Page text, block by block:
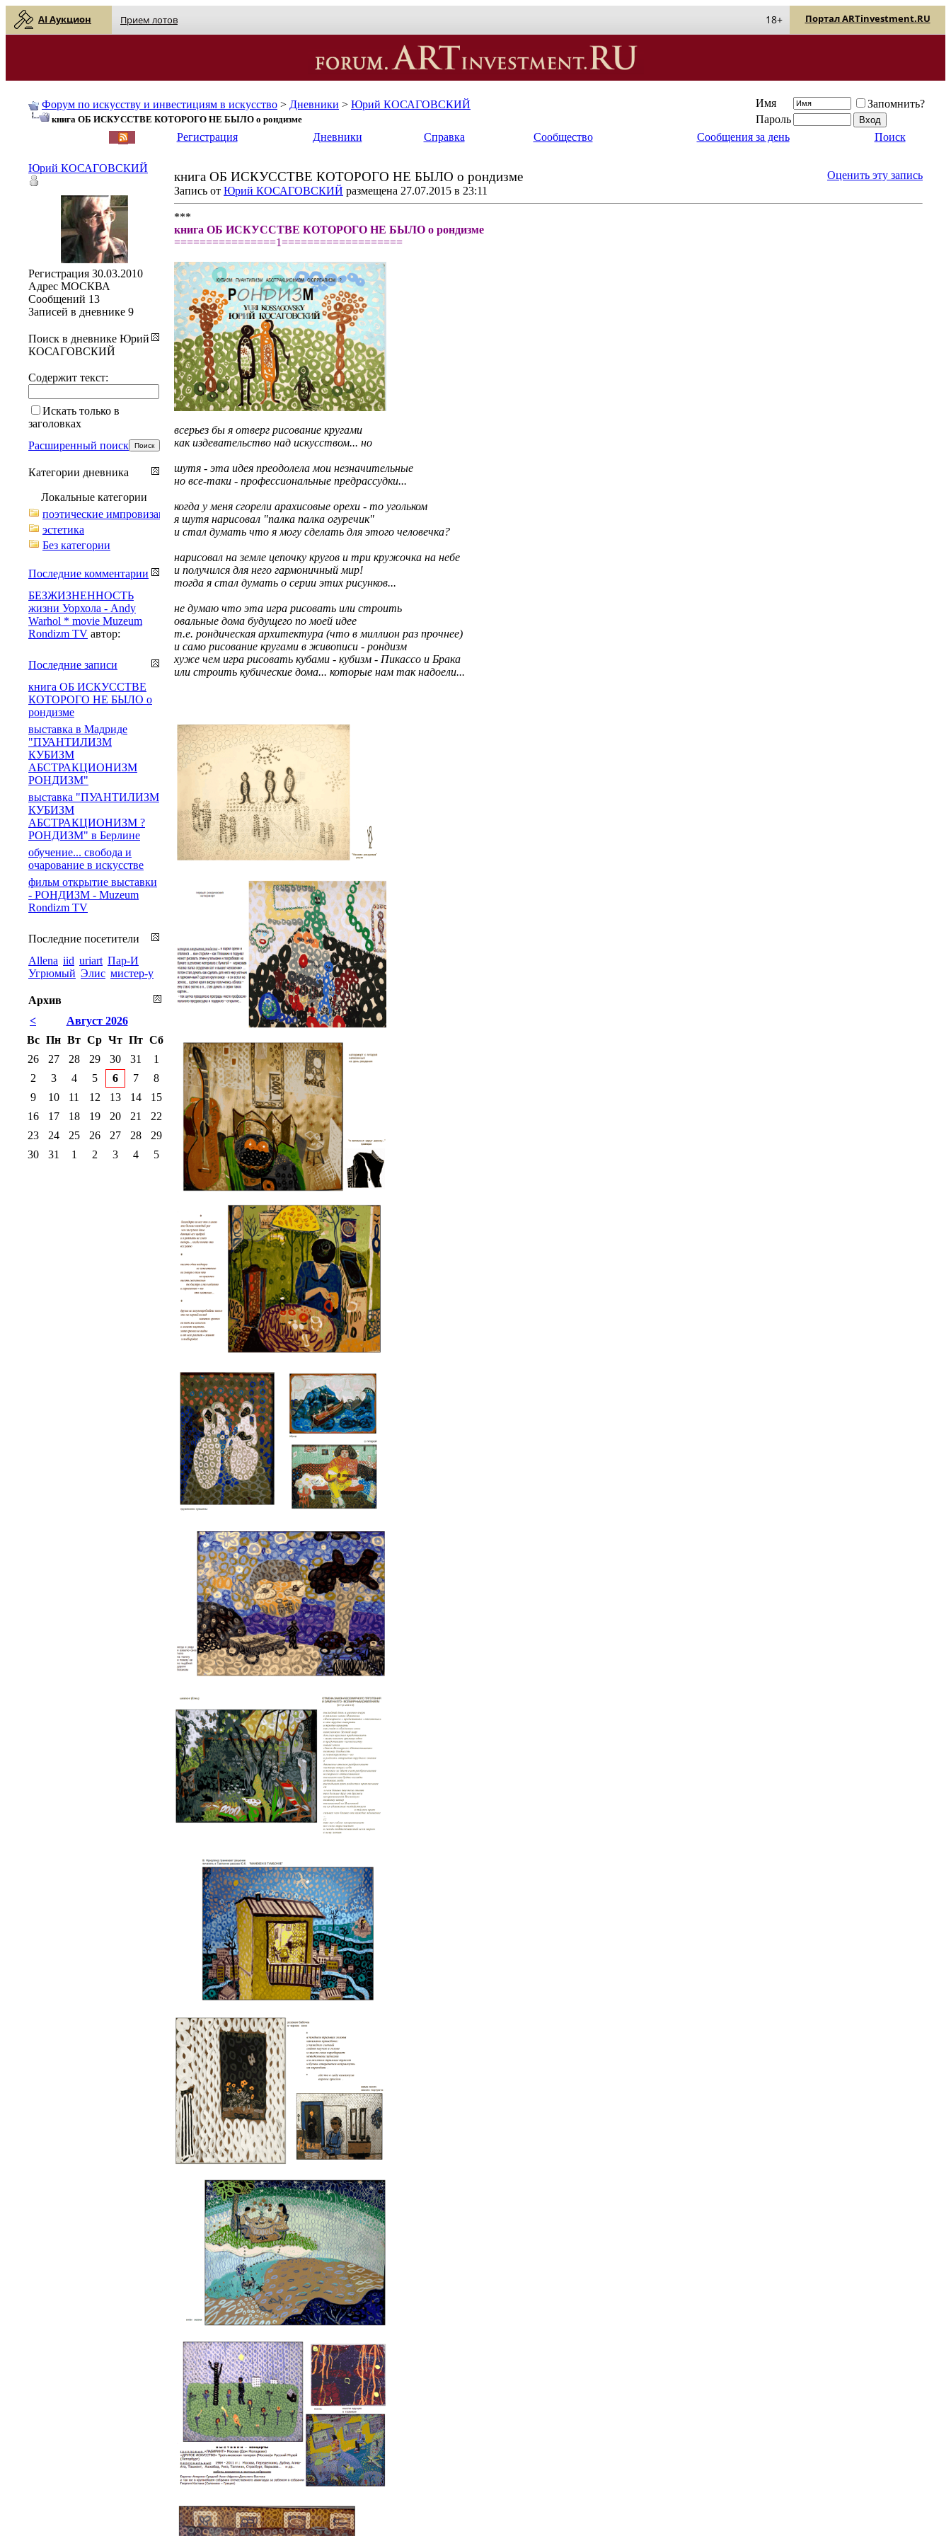
AI Аукцион Прием лотов Портал ARTinvestment.RU
18+
Форум по искусству и инвестициям в искусство > Дневники > Юрий КОСАГОВСКИЙ
книга ОБ ИСКУССТВЕ КОТОРОГО НЕ БЫЛО о рондизме
Имя
Запомнить?
Пароль
Регистрация Дневники Справка Сообщество Сообщения за день Поиск
Оценить эту запись
книга ОБ ИСКУССТВЕ КОТОРОГО НЕ БЫЛО о рондизме
Запись от Юрий КОСАГОВСКИЙ размещена 27.07.2015 в 23:11
***
книга ОБ ИСКУССТВЕ КОТОРОГО НЕ БЫЛО о рондизме
================1===================
всерьез бы я отверг рисование кругами
как издевательство над искусством... но
шутя - эта идея преодолела мои незначительные
но все-таки - профессиональные предрассудки...
когда у меня сгорели арахисовые орехи - то угольком
я шутя нарисовал "палка палка огуречик"
и стал думать что я могу сделать для этого человечка?
нарисовал на земле цепочку кругов и три кружочка на небе
и получился для него гармоничный мир!
тогда я стал думать о серии этих рисунков...
не думаю что эта игра рисовать или строить
овальные дома будущего по моей идее
т.е. рондическая архитектура (что в миллион раз прочнее)
и само рисование кругами в живописи - рондизм
хуже чем игра рисовать кубами - кубизм - Пикассо и Брака
или строить кубические дома... которые нам так надоели...
Юрий КОСАГОВСКИЙ
Регистрация 30.03.2010
Адрес МОСКВА
Сообщений 13
Записей в дневнике 9
Поиск в дневнике Юрий
КОСАГОВСКИЙ
Содержит текст:
Искать только в
заголовках
Расширенный поиск
Категории дневника
Локальные категории
поэтические импровизации
эстетика
Без категории
Последние комментарии
БЕЗЖИЗНЕННОСТЬ
жизни Уорхола - Andy
Warhol * movie Muzeum
Rondizm TV автор:
Последние записи
книга ОБ ИСКУССТВЕ
КОТОРОГО НЕ БЫЛО о
рондизме
выставка в Мадриде
"ПУАНТИЛИЗМ
КУБИЗМ
АБСТРАКЦИОНИЗМ
РОНДИЗМ"
выставка "ПУАНТИЛИЗМ
КУБИЗМ
АБСТРАКЦИОНИЗМ ?
РОНДИЗМ" в Берлине
обучение... свобода и
очарование в искусстве
фильм открытие выставки
- РОНДИЗМ - Muzeum
Rondizm TV
Последние посетители
Allena iid uriart Пар-И
Угрюмый Элис мистер-у
Архив
<
Август 2026
Вс Пн Вт Ср Чт Пт Сб
26
27 28 29 30 31
1
2
3 4 5 6 7
8
9
10 11 12 13 14
15
16
17 18 19 20 21
22
23
24 25 26 27 28
29
30
31 1 2 3 4 5